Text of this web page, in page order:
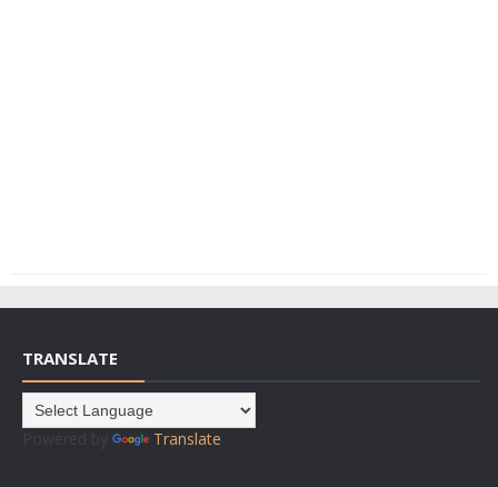
TRANSLATE
Translate